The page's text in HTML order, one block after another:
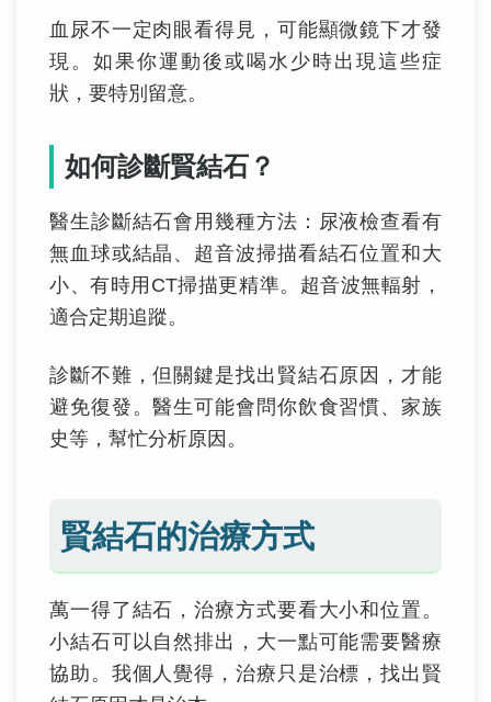
血尿不一定肉眼看得見，可能顯微鏡下才發
現。如果你運動後或喝水少時出現這些症
狀，要特別留意。
如何診斷賢結石？
醫生診斷結石會用幾種方法：尿液檢查看有
無血球或結晶、超音波掃描看結石位置和大
小、有時用CT掃描更精準。超音波無輻射，
適合定期追蹤。
診斷不難，但關鍵是找出賢結石原因，才能
避免復發。醫生可能會問你飲食習慣、家族
史等，幫忙分析原因。
賢結石的治療方式
萬一得了結石，治療方式要看大小和位置。
小結石可以自然排出，大一點可能需要醫療
協助。我個人覺得，治療只是治標，找出賢